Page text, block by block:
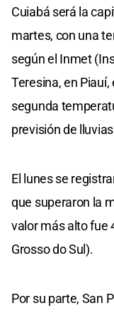
Cuiabá será la
martes, con una
según el Inmet
Teresina, en
segunda
previsión de
El lunes se
que superaron la
valor más alto fue
Grosso do Sul).
Por su parte, San